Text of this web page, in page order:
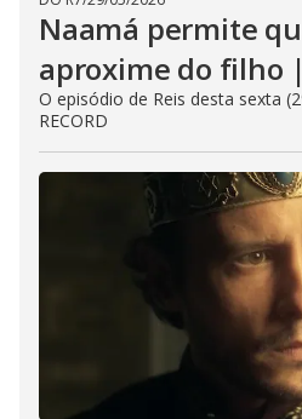
Naamá permite
aproxime do filho
O episódio de Reis desta sexta
RECORD